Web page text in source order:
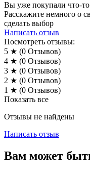
Вы уже покупали что-
Расскажите немного о
сделать выбор
Написать отзыв
Посмотреть отзывы:
5 ★ (0 Отзывов)
4 ★ (0 Отзывов)
3 ★ (0 Отзывов)
2 ★ (0 Отзывов)
1 ★ (0 Отзывов)
Показать все
Отзывы не найдены
Написать отзыв
Вам может